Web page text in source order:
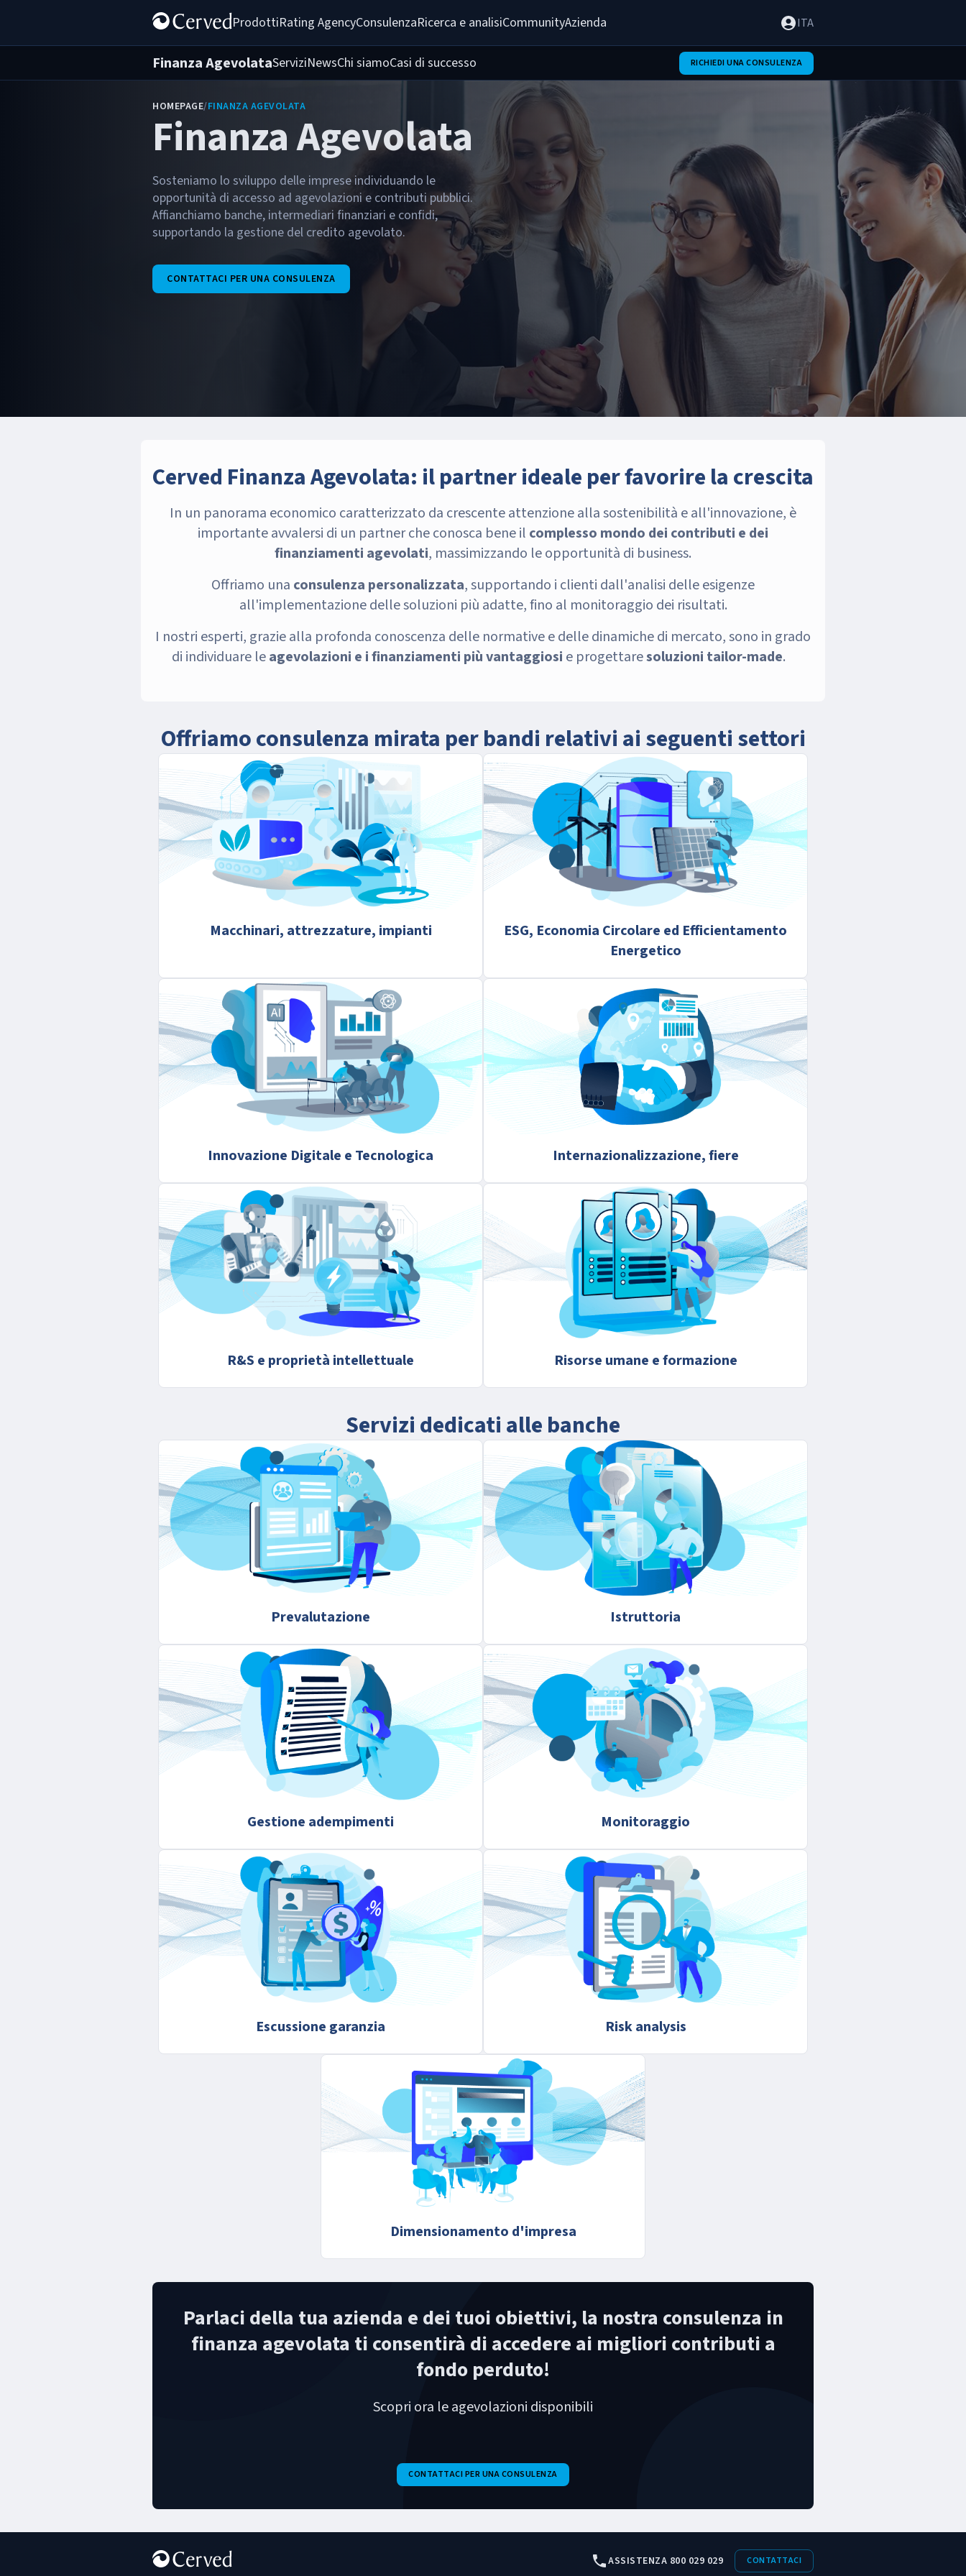
ProdottiRating AgencyConsulenzaRicerca e analisiCommunityAzienda ITA
Finanza AgevolataServiziNewsChi siamoCasi di successo RICHIEDI UNA CONSULENZA
HOMEPAGE/FINANZA AGEVOLATA
Finanza Agevolata
Sosteniamo lo sviluppo delle imprese individuando le
opportunità di accesso ad agevolazioni e contributi pubblici.
Affianchiamo banche, intermediari finanziari e confidi,
supportando la gestione del credito agevolato.
CONTATTACI PER UNA CONSULENZA
Cerved Finanza Agevolata: il partner ideale per favorire la crescita
In un panorama economico caratterizzato da crescente attenzione alla sostenibilità e all'innovazione, è
importante avvalersi di un partner che conosca bene il complesso mondo dei contributi e dei
finanziamenti agevolati, massimizzando le opportunità di business.
Offriamo una consulenza personalizzata, supportando i clienti dall'analisi delle esigenze
all'implementazione delle soluzioni più adatte, fino al monitoraggio dei risultati.
I nostri esperti, grazie alla profonda conoscenza delle normative e delle dinamiche di mercato, sono in grado
di individuare leagevolazioni e i finanziamenti più vantaggiosi e progettaresoluzioni tailor-made.
Offriamo consulenza mirata per bandi relativi ai seguenti settori
Macchinari, attrezzature, impianti
ESG, Economia Circolare ed Efficientamento
Energetico
Innovazione Digitale e Tecnologica Internazionalizzazione, fiere
R&S e proprietà intellettuale Risorse umane e formazione
Servizi dedicati alle banche
Prevalutazione Istruttoria
Gestione adempimenti Monitoraggio
Escussione garanzia Risk analysis
Dimensionamento d'impresa
Parlaci della tua azienda e dei tuoi obiettivi, la nostra consulenza in
finanza agevolata ti consentirà di accedere ai migliori contributi a
fondo perduto!
Scopri ora le agevolazioni disponibili
CONTATTACI PER UNA CONSULENZA
ASSISTENZA 800 029 029 CONTATTACI